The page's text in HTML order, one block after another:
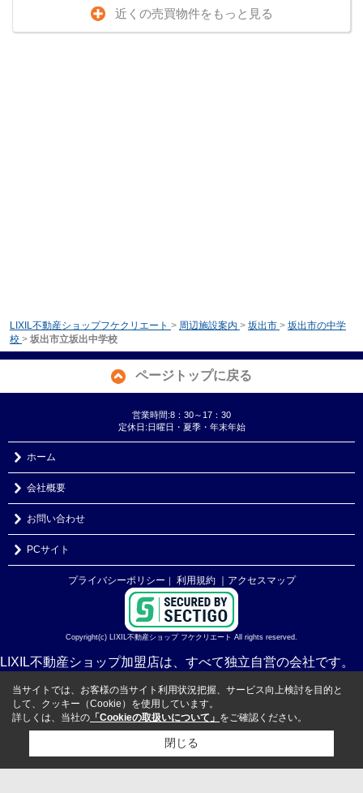
近くの売買物件をもっと見る
LIXIL不動産ショップフケクリエート > 周辺施設案内 > 坂出市 > 坂出市の中学
校 > 坂出市立坂出中学校
ページトップに戻る
営業時間:8：30～17：30
定休日:日曜日・夏季・年末年始
ホーム
会社概要
お問い合わせ
PCサイト
プライバシーポリシー ｜ 利用規約 ｜アクセスマップ
Copyright(c) LIXIL不動産ショップ フケクリエート All rights reserved.
LIXIL不動産ショップ加盟店は、すべて独立自営の会社です。
当サイトでは、お客様の当サイト利用状況把握、サービス向上検討を目的と
して、クッキー（Cookie）を使用しています。
詳しくは、当社の 「Cookieの取扱いについて」 をご確認ください。
閉じる